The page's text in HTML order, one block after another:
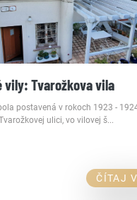
vily: Tvarožkova vila
postavená v rokoch 1923 -
ulici, vo vilovej š...
ČÍTAJ